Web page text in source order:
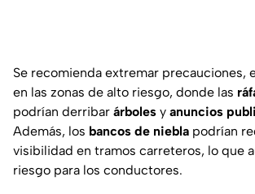
Se recomienda extremar precauciones,
en las zonas de alto riesgo, donde las
podrían derribar árboles y anuncios
Además, los bancos de niebla podrían
visibilidad en tramos carreteros, lo que
riesgo para los conductores.